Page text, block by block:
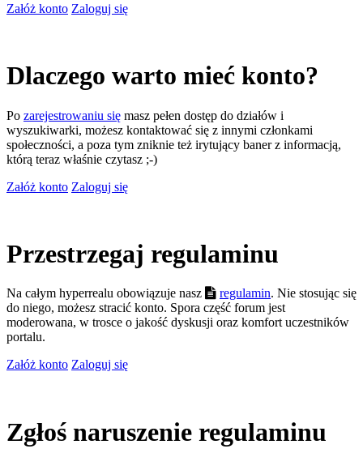
Załóż konto Zaloguj się
Dlaczego warto mieć konto?
Po zarejestrowaniu się masz pełen dostęp do działów i
wyszukiwarki, możesz kontaktować się z innymi członkami
społeczności, a poza tym zniknie też irytujący baner z informacją,
którą teraz właśnie czytasz ;-)
Załóż konto Zaloguj się
Przestrzegaj regulaminu
Na całym hyperrealu obowiązuje nasz regulamin. Nie stosując się
do niego, możesz stracić konto. Spora część forum jest
moderowana, w trosce o jakość dyskusji oraz komfort uczestników
portalu.
Załóż konto Zaloguj się
Zgłoś naruszenie regulaminu